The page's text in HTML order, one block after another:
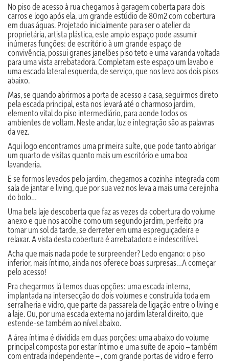
No piso de acesso à rua chegamos à garagem coberta para dois
carros e logo após ela, um grande estúdio de 80m2 com cobertura
em duas águas. Projetado inicialmente para ser o atelier da
proprietária, artista plástica, este amplo espaço pode assumir
inúmeras funções: de escritório à um grande espaço de
convivência, possui granes janelões piso teto e uma varanda voltada
para uma vista arrebatadora. Completam este espaço um lavabo e
uma escada lateral esquerda, de serviço, que nos leva aos dois pisos
abaixo.
Mas, se quando abrirmos a porta de acesso a casa, seguirmos direto
pela escada principal, esta nos levará até o charmoso jardim,
elemento vital do piso intermediário, para aonde todos os
ambientes de voltam. Neste andar, luz e integração são as palavras
da vez.
Aqui logo encontramos uma primeira suíte, que pode tanto abrigar
um quarto de visitas quanto mais um escritório e uma boa
lavanderia.
E se formos levados pelo jardim, chegamos a cozinha integrada com
sala de jantar e living, que por sua vez nos leva a mais uma cerejinha
do bolo…
Uma bela laje descoberta que faz as vezes da cobertura do volume
anexo e que nos acolhe como um segundo jardim, perfeito pra
tomar um sol da tarde, se derreter em uma espreguiçadeira e
relaxar. A vista desta cobertura é arrebatadora e indescritível.
Acha que mais nada pode te surpreender? Ledo engano: o piso
inferior, mais íntimo, ainda nos oferece boas surpresas…A começar
pelo acesso!
Pra chegarmos lá temos duas opções: uma escada interna,
implantada na intersecção do dois volumes e construída toda em
serralheria e vidro, que parte da passarela de ligação entre o living e
a laje. Ou, por uma escada externa no jardim lateral direito, que
estende-se também ao nível abaixo.
A área íntima é dividida em duas porções: uma abaixo do volume
principal composta por estar íntimo e uma suíte de apoio – também
com entrada independente – , com grande portas de vidro e ferro